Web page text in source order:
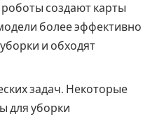
создают карты
более эффективно
и обходят
задач. Некоторые
для уборки